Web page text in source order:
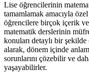
Lise öğrencilerinin
tamamlamak amacıyla
öğrencilere birçok içerik
matematik derslerinin
konuları detaylı bir
alarak, dönem içinde
sorunlarını çözebilir ve
yaşayabilirler.